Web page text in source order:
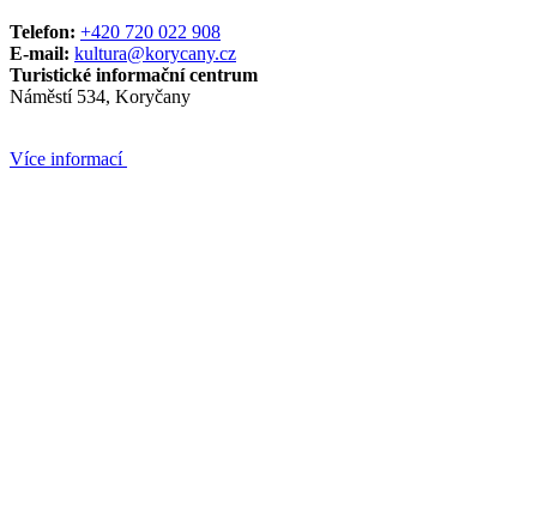
Telefon: +420 720 022 908
E-mail: kultura@korycany.cz
Turistické informační centrum
Náměstí 534, Koryčany
Více informací